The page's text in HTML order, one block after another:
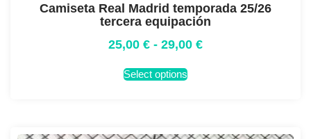
Camiseta Real Madrid temporada 25/26
tercera equipación
25,00 € - 29,00 €
Select options